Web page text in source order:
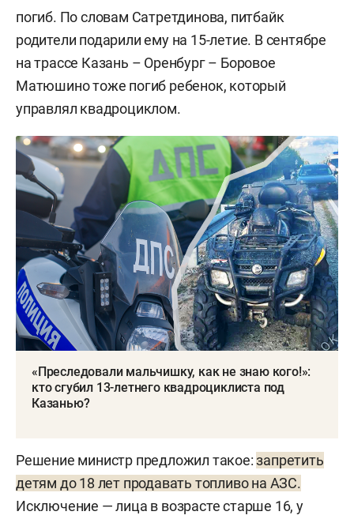
погиб. По словам Сатретдинова, питбайк
родители подарили ему на 15-летие. В сентябре
на трассе Казань – Оренбург – Боровое
Матюшино тоже погиб ребенок, который
управлял квадроциклом.
«Преследовали мальчишку, как не знаю кого!»:
кто сгубил 13-летнего квадроциклиста под
Казанью?
Решение министр предложил такое:запретить
детям до 18 лет продавать топливо на АЗС.
Исключение — лица в возрасте старше 16, у